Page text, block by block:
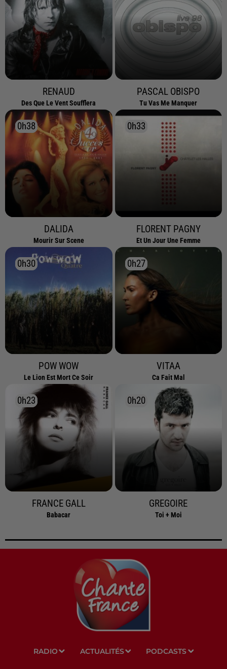
RENAUD
Des Que Le Vent Soufflera
PASCAL OBISPO
Tu Vas Me Manquer
0h38
0h38
DALIDA
Mourir Sur Scene
0h33
0h33
FLORENT PAGNY
Et Un Jour Une Femme
0h30
0h30
POW WOW
Le Lion Est Mort Ce Soir
0h27
0h27
VITAA
Ca Fait Mal
0h23
0h23
FRANCE GALL
Babacar
0h20
0h20
GREGOIRE
Toi + Moi
RADIO ACTUALITÉS PODCASTS